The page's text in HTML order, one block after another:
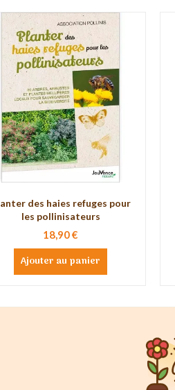
des haies refuges pour
les pollinisateurs
18,90 €
Ajouter au panier